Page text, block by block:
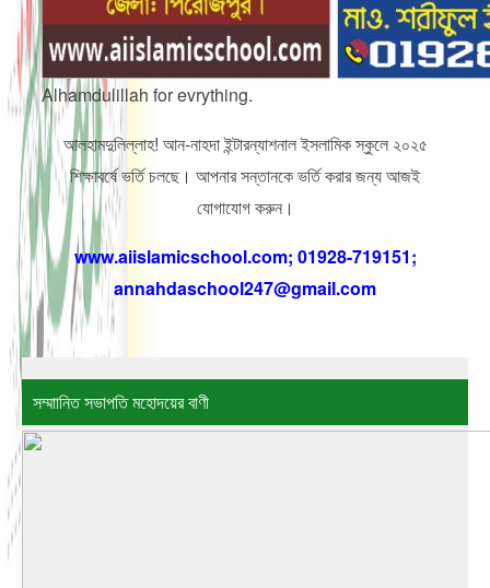
Alhamdulillah for evrything.
আলহামদুলিল্লাহ! আন-নাহদা ইন্টারন্যাশনাল ইসলামিক স্কুলে ২০২৫
শিক্ষাবর্ষে ভর্তি চলছে। আপনার সন্তানকে ভর্তি করার জন্য আজই
যোগাযোগ করুন।
www.aiislamicschool.com; 01928-719151;
annahdaschool247@gmail.com
সম্মাানিত সভাপতি মহোদয়ের বাণী